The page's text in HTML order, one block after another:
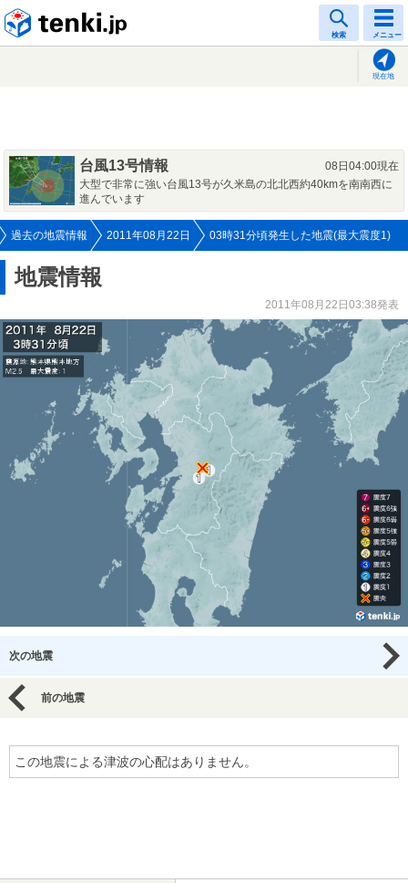
検索 メニュー
現在地
台風13号情報
08日04:00現在
大型で非常に強い台風13号が久米島の北北西約40kmを南南西に
進んでいます
過去の地震情報 2011年08月22日 03時31分頃発生した地震(最大震度1)
地震情報
2011年08月22日03:38発表
次の地震
前の地震
この地震による津波の心配はありません。